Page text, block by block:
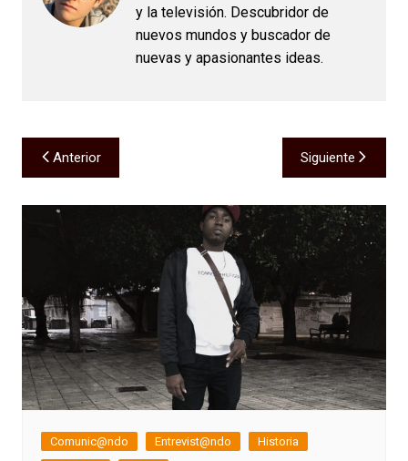
y la televisión. Descubridor de
nuevos mundos y buscador de
nuevas y apasionantes ideas.
Navegación
de
entradas
Anterior Siguiente
Comunic@ndo Entrevist@ndo
Historia